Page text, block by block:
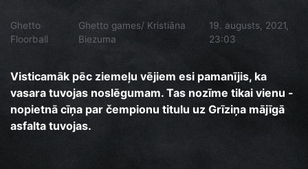
Ghetto
Floorball
Ghetto games/ Kristiāna
Biezuma
19. augusts, 2021,
23:03
Visticamāk pēc ziemeļu vējiem esi pamanījis, ka
vasara tuvojas noslēgumam. Tas nozīme tikai vienu -
nopietnā cīņa par čempionu titulu uz Grīziņa mājīgā
asfalta tuvojas.